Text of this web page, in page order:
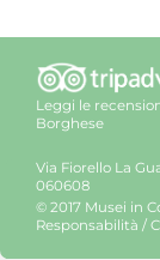
Leggi le
Borghese
Via Fiorello La
060608
© 2017 Musei in
Responsabilità /